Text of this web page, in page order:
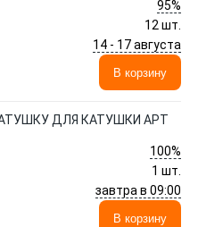
95%
12 шт.
14 - 17 августа
В корзину
ДЛЯ КАТУШКИ АРТ
100%
1 шт.
завтра в 09:00
В корзину